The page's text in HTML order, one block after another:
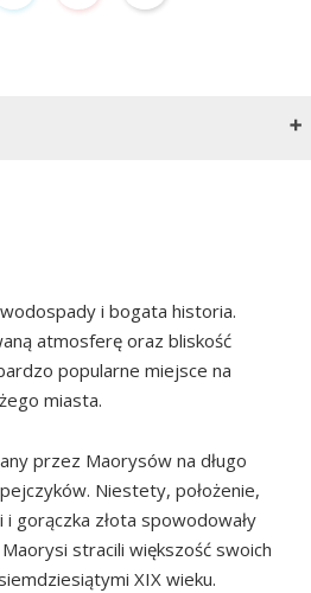
Wentworth Falls, Tairua,
Cove
Lookout, Otama Beach,
Grove, Coromandel Town
i bogata historia.
atmosferę oraz bliskość
popularne miejsce na
miasta.
przez Maorysów na długo
Niestety, położenie,
gorączka złota spowodowały
stracili większość swoich
XIX wieku.